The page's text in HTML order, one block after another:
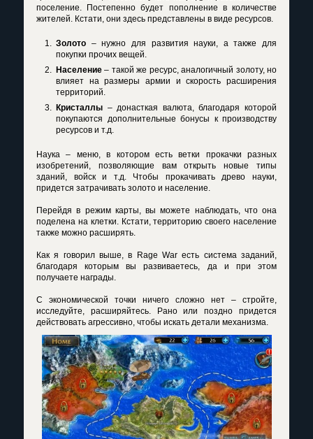
поселение. Постепенно будет пополнение в количестве
жителей. Кстати, они здесь представлены в виде ресурсов.
Золото – нужно для развития науки, а также для
покупки прочих вещей.
Население – такой же ресурс, аналогичный золоту, но
влияет на размеры армии и скорость расширения
территорий.
Кристаллы – донасткая валюта, благодаря которой
покупаются дополнительные бонусы к производству
ресурсов и т.д.
Наука – меню, в котором есть ветки прокачки разных
изобретений, позволяющие вам открыть новые типы
зданий, войск и т.д. Чтобы прокачивать древо науки,
придется затрачивать золото и население.
Перейдя в режим карты, вы можете наблюдать, что она
поделена на клетки. Кстати, территорию своего население
также можно расширять.
Как я говорил выше, в Rage War есть система заданий,
благодаря которым вы развиваетесь, да и при этом
получаете награды.
С экономической точки ничего сложно нет – стройте,
исследуйте, расширяйтесь. Рано или поздно придется
действовать агрессивно, чтобы искать детали механизма.